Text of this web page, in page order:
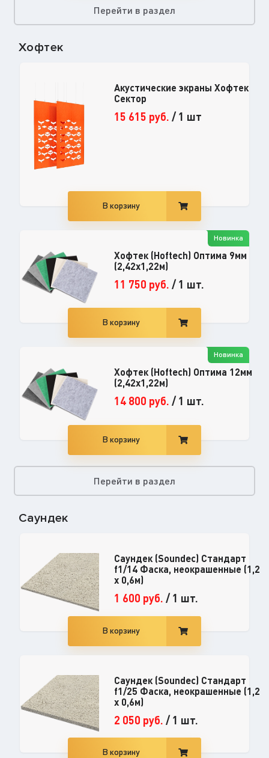
Перейти в раздел
Хофтек
Акустические экраны Хофтек
Сектор
15 615 руб. /1 шт
В корзину
Новинка
Хофтек (Hoftech) Оптима 9мм
(2,42х1,22м)
11 750 руб. /1 шт.
В корзину
Новинка
Хофтек (Hoftech) Оптима 12мм
(2,42х1,22м)
14 800 руб. /1 шт.
В корзину
Перейти в раздел
Саундек
Саундек (Soundec) Стандарт
f1/14 Фаска, неокрашенные (1,2
x 0,6м)
1 600 руб. /1 шт.
В корзину
Саундек (Soundec) Стандарт
f1/25 Фаска, неокрашенные (1,2
x 0,6м)
2 050 руб. /1 шт.
В корзину